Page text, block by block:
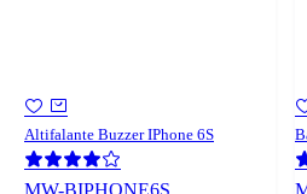
Altifalante Buzzer IPhone 6S
MW-BIPHONE6S